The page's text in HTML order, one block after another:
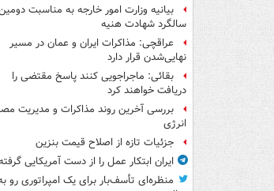
بیانیه وزارت امور خارجه به مناسبت
سالگرد شهادت هنیه
عراقچی: مذاکرات ایران و عمان در مسیر
نهایی‌شدن قرار دارد
بقائی: ماجراجویی کنند پاسخ مقتضی را
دریافت خواهند کرد
بررسی آخرین روند مذاکرات و مدیریت
انرژی
جزئیات تازه از اصلاح قیمت بنزین
ایران ابتکار عمل را از دست آمریکایی‌
منظره‌ای تأسف‌بار برای یک امپراتوری رو